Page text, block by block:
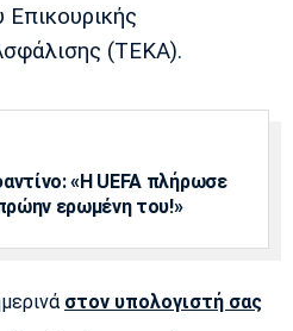
(ΤΕΚΑ).
«Η UEFA πλήρωσε
ερωμένη του!»
στον υπολογιστή σας